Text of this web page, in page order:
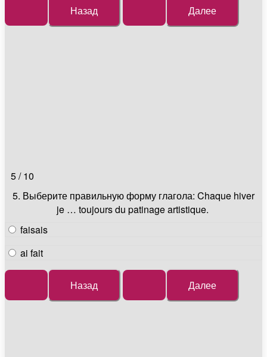
5 / 10
5. Выберите правильную форму глагола: Chaque hiver
je … toujours du patinage artistique.
faisais
ai fait